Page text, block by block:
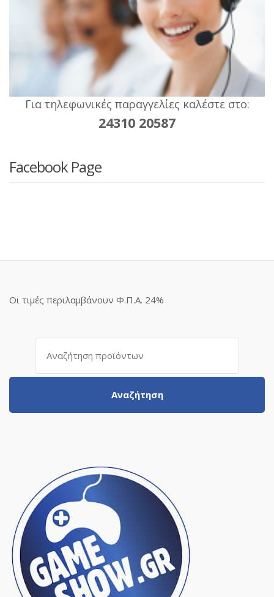
Για τηλεφωνικές παραγγελίες καλέστε στο:
24310 20587
Facebook Page
Οι τιμές περιλαμβάνουν Φ.Π.Α. 24%
Αναζήτηση
Αναζήτηση